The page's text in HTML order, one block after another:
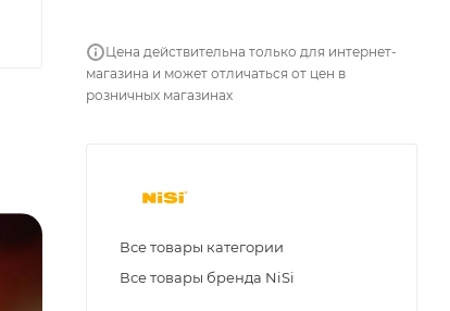
Цена действительна только для интернет-
магазина и может отличаться от цен в
розничных магазинах
Все товары категории
Все товары бренда NiSi